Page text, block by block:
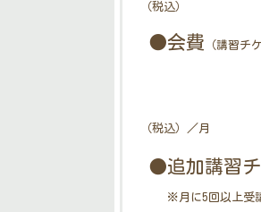
（税込）
●会費 （講習チ
（税込）／月
●追加講習チ
※月に5回以上受